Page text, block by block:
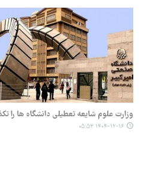
وزارت علوم شایعه تعطیلی دانشگاه ها را
۱۴۰۴-۱۲-۱۶ ۰۵:۵۳